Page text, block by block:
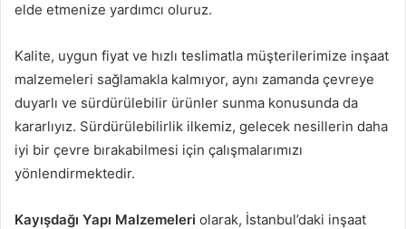
elde etmenize yardımcı oluruz.
Kalite, uygun fiyat ve hızlı teslimatla müşterilerimize inşaat
malzemeleri sağlamakla kalmıyor, aynı zamanda çevreye
duyarlı ve sürdürülebilir ürünler sunma konusunda da
kararlıyız. Sürdürülebilirlik ilkemiz, gelecek nesillerin daha
iyi bir çevre bırakabilmesi için çalışmalarımızı
yönlendirmektedir.
Kayışdağı Yapı Malzemeleri olarak, İstanbul’daki inşaat